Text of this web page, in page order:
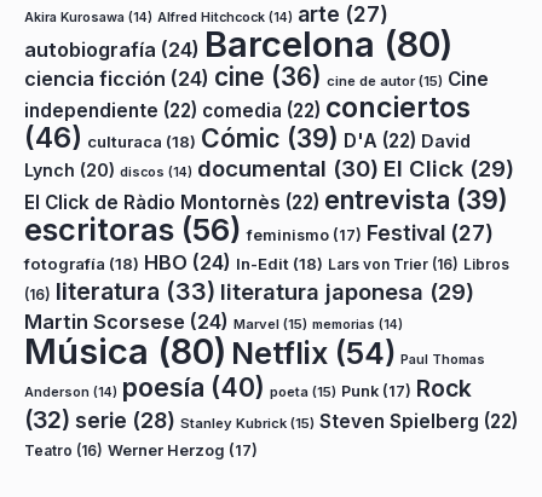
Akira Kurosawa (14) Alfred Hitchcock (14) arte (27)
autobiografía (24) Barcelona (80)
ciencia ficción (24) cine (36) cine de autor(15) Cine
independiente (22) comedia (22) conciertos
(46) culturaca (18) Cómic (39) D'A (22) David
Lynch (20) discos (14) documental (30) El Click (29)
El Click de Ràdio Montornès (22) entrevista (39)
escritoras (56) feminismo (17) Festival (27)
fotografía (18) HBO (24) In-Edit (18) Lars von Trier (16) Libros
(16) literatura (33) literatura japonesa (29)
Martin Scorsese (24) Marvel (15) memorias (14)
Música (80) Netflix (54) Paul Thomas
Anderson (14) poesía (40) poeta (15) Punk (17) Rock
(32) serie (28) Stanley Kubrick (15) Steven Spielberg (22)
Teatro (16) Werner Herzog (17)